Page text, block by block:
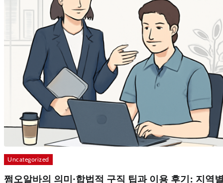
Uncategorized
쩜오알바의 의미·합법적 구직 팁과 이용 후기: 지역